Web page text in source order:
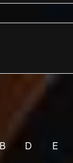
B D E